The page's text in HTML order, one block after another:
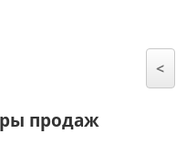
<
продаж